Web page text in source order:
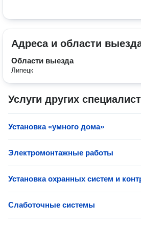
Адреса и области
Области выезда
Липецк
Услуги других
Установка «умного дома»
Электромонтажные работы
Установка охранных систем и
Слаботочные системы